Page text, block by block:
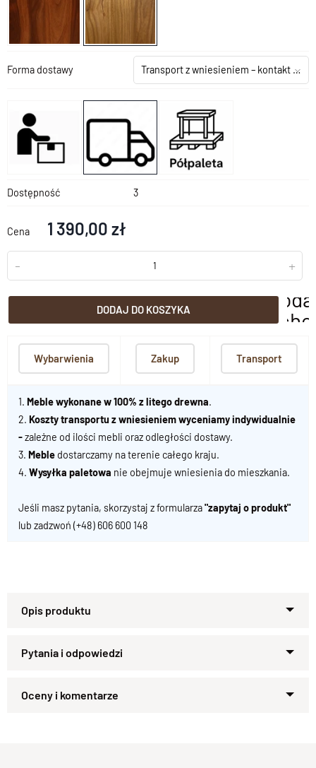
Forma dostawy Transport z wniesieniem – kontakt z salonem
Dostępność 3
Cena 1 390,00 zł
- +
DODAJ DO KOSZYKA
Wybarwienia Zakup Transport
1. Meble wykonane w 100% z litego drewna.
2. Koszty transportu z wniesieniem wyceniamy indywidualnie
-zależne od ilości mebli oraz odległości dostawy.
3. Meble dostarczamy na terenie całego kraju.
4. Wysyłka paletowa nie obejmuje wniesienia do mieszkania.
Jeśli masz pytania, skorzystaj z formularza"zapytaj o produkt"
lub zadzwoń (+48) 606 600 148
Nowoczesna drewniana skrzynia
swojej ponadczasowej stylistyce, może stanowić dopełnienie
Zapytaj o produkt